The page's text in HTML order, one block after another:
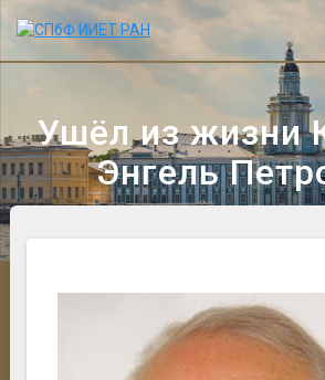
контенту
Ушёл из жизни
Энгель